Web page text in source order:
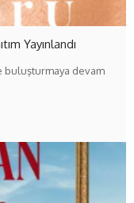
Yayınlandı
devam